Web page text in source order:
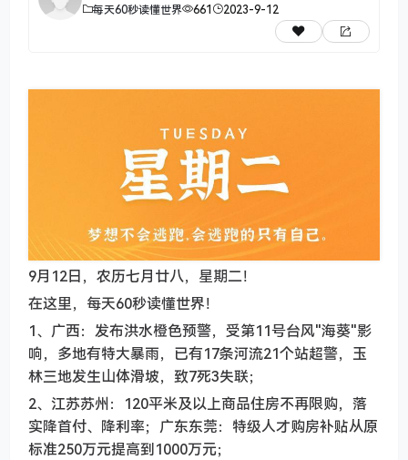
每天60秒读懂世界 661 2023-9-12
9月12日，农历七月廿八，星期二！
在这里，每天60秒读懂世界！
1、广西：发布洪水橙色预警，受第11号台风"海葵"影
响，多地有特大暴雨，已有17条河流21个站超警，玉
林三地发生山体滑坡，致7死3失联；
2、江苏苏州：120平米及以上商品住房不再限购，落
实降首付、降利率；广东东莞：特级人才购房补贴从原
标准250万元提高到1000万元；